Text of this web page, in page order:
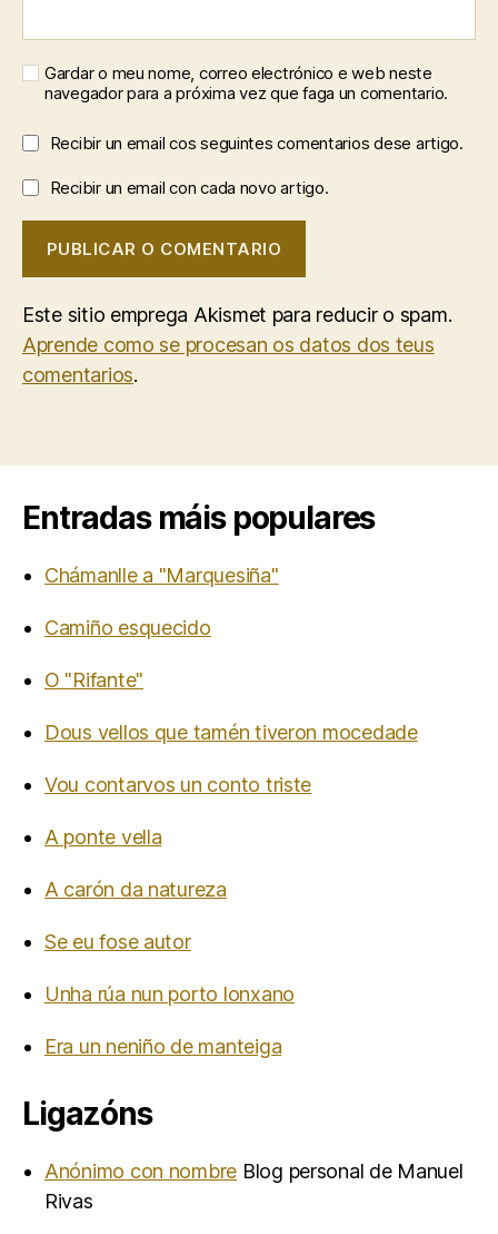
Gardar o meu nome, correo electrónico e web neste
navegador para a próxima vez que faga un comentario.
Recibir un email cos seguintes comentarios dese artigo.
Recibir un email con cada novo artigo.
Este sitio emprega Akismet para reducir o spam.
Aprende como se procesan os datos dos teus
comentarios.
Entradas máis populares
Chámanlle a "Marquesiña"
Camiño esquecido
O "Rifante"
Dous vellos que tamén tiveron mocedade
Vou contarvos un conto triste
A ponte vella
A carón da natureza
Se eu fose autor
Unha rúa nun porto lonxano
Era un neniño de manteiga
Ligazóns
Anónimo con nombre Blog personal de Manuel
Rivas